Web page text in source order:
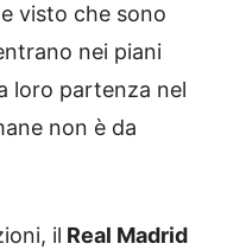
visto che sono
nei piani
loro partenza nel
non è da
il Real Madrid